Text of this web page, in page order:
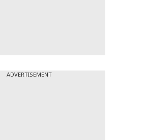
ADVERTISEMENT